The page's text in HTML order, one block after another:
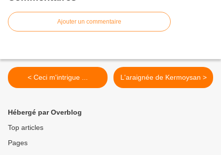
Ajouter un commentaire
< Ceci m'intrigue ... L'araignée de Kermoysan >
Hébergé par Overblog
Top articles
Pages